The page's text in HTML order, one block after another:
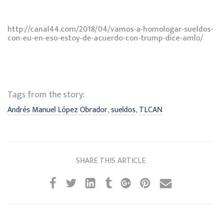
http://canal44.com/2018/04/vamos-a-homologar-sueldos-
con-eu-en-eso-estoy-de-acuerdo-con-trump-dice-amlo/
Tags from the story:
Andrés Manuel López Obrador,sueldos,TLCAN
SHARE THIS ARTICLE